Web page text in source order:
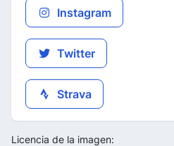
Instagram
Twitter
Strava
Licencia de la imagen: